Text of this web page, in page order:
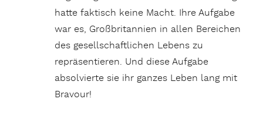
hatte faktisch keine Macht. Ihre Aufgabe
war es, Großbritannien in allen Bereichen
des gesellschaftlichen Lebens zu
repräsentieren. Und diese Aufgabe
absolvierte sie ihr ganzes Leben lang mit
Bravour!